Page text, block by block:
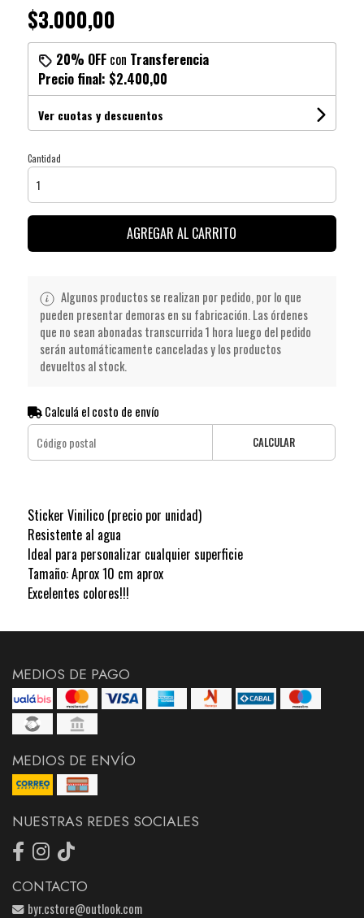
$3.000,00
20% OFFcon Transferencia
Precio final: $2.400,00
Ver cuotas y descuentos
Cantidad
AGREGAR AL CARRITO
Algunos productos se realizan por pedido, por lo que
pueden presentar demoras en su fabricación. Las órdenes
que no sean abonadas transcurrida 1 hora luego del pedido
serán automáticamente canceladas y los productos
devueltos al stock.
Calculá el costo de envío
CALCULAR
Sticker Vinilico (precio por unidad)
Resistente al agua
Ideal para personalizar cualquier superficie
Tamaño: Aprox 10 cm aprox
Excelentes colores!!!
MEDIOS DE PAGO
MEDIOS DE ENVÍO
NUESTRAS REDES SOCIALES
CONTACTO
byr.cstore@outlook.com